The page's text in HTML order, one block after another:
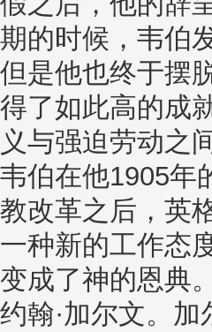
期的时候，韦伯
但是他也终于摆
得了如此高的成
义与强迫劳动之
韦伯在他1905年
教改革之后，英
一种新的工作态
变成了神的恩典
约翰·加尔文。